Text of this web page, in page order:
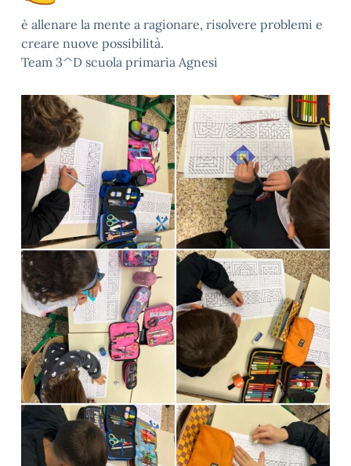
è allenare la mente a ragionare, risolvere problemi e
creare nuove possibilità.
Team 3^D scuola primaria Agnesi